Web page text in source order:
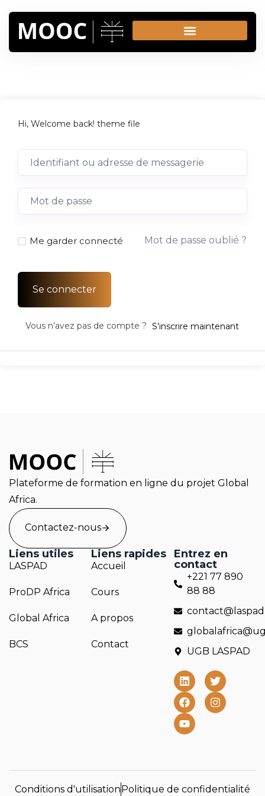
Hi, Welcome back! theme file
Me garder connecté Mot de passe oublié ?
Se connecter
Vous n’avez pas de compte ? S’inscrire maintenant
Plateforme de formation en ligne du projet Global
Africa.
Contactez-nous
Liens utiles
LASPAD
ProDP Africa
Global Africa
BCS
Liens rapides
Accueil
Cours
A propos
Contact
Entrez en
contact
+221 77 890
88 88
UGB LASPAD
Conditions d'utilisation Politique de confidentialité